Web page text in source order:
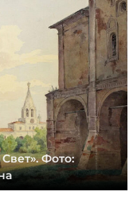
Фото: